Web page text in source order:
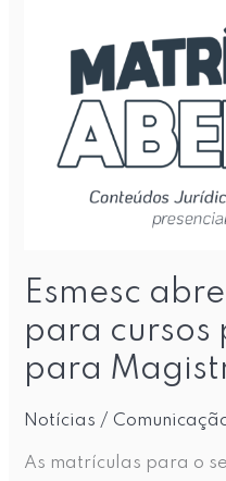
Esmesc
para
para
Notícias /
As matrículas para o
inscrições
cursos
preparatórios